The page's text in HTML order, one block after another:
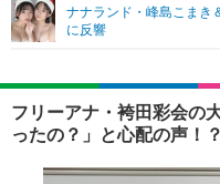
ショッピング
エンタメTOP
音楽
ライフ
ライフTOP
ペット
その他
リリース一覧
プッシュ通知の停止方法
ナナランド・峰島こまき
に反響
フリーアナ・袴田彩会の
ったの？」と心配の声！